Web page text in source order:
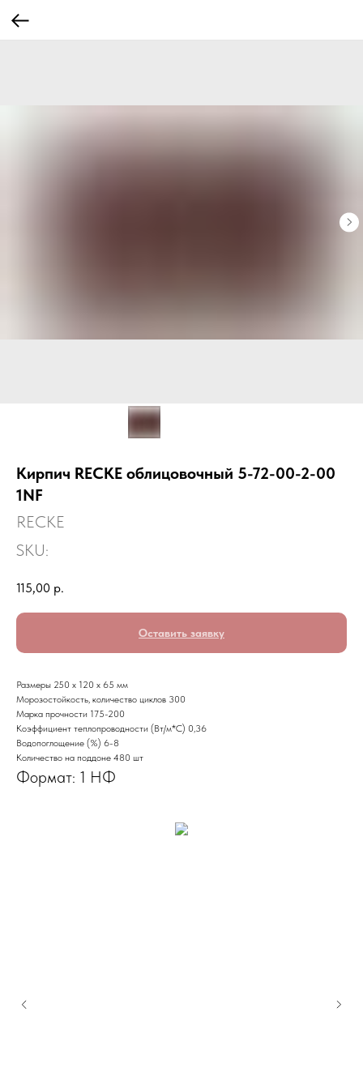
Кирпич RECKE облицовочный 5-72-00-2-00
1NF
RECKE
SKU:
115,00 р.
Оставить заявку
Размеры 250 х 120 х 65 мм
Морозостойкость, количество циклов 300
Марка прочности 175-200
Коэффициент теплопроводности (Вт/м*С) 0,36
Водопоглощение (%) 6-8
Количество на поддоне 480 шт
Формат: 1 НФ